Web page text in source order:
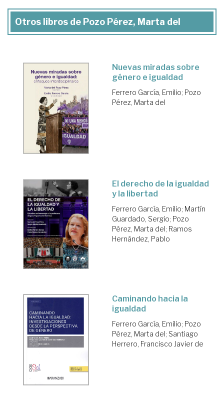
Otros libros de Pozo Pérez, Marta del
Nuevas miradas sobre
género e igualdad
Ferrero García, Emilio; Pozo
Pérez, Marta del
El derecho de la igualdad
y la libertad
Ferrero García, Emilio; Martín
Guardado, Sergio; Pozo
Pérez, Marta del; Ramos
Hernández, Pablo
Caminando hacia la
igualdad
Ferrero García, Emilio; Pozo
Pérez, Marta del ; Santiago
Herrero, Francisco Javier de